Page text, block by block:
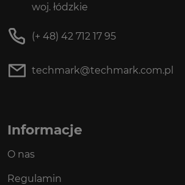
woj. łódzkie
(+ 48) 42 712 17 95
techmark@techmark.com.pl
Informacje
O nas
Regulamin